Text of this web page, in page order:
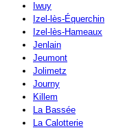
Iwuy
Izel-lès-Équerchin
Izel-lès-Hameaux
Jenlain
Jeumont
Jolimetz
Journy
Killem
La Bassée
La Calotterie